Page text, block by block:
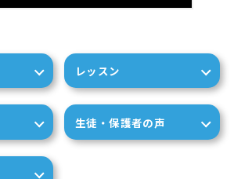
レッスン
生徒・保護者の声